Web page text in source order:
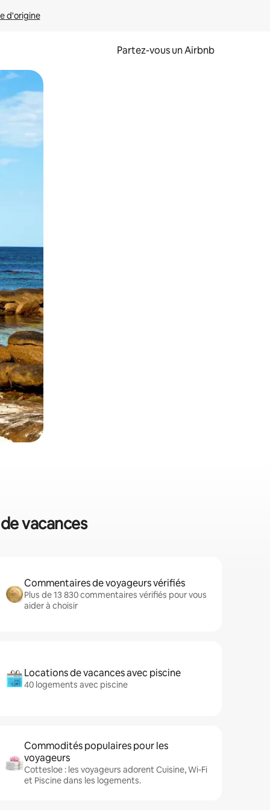
d'origine
Partez-vous un Airbnb
en les faisant glisser.
vacances
Commentaires de voyageurs vérifiés
Plus de 13 830 commentaires vérifiés pour vous
aider à choisir
Locations de vacances avec piscine
40 logements avec piscine
Commodités populaires pour les
voyageurs
Cottesloe : les voyageurs adorent Cuisine, Wi-Fi
et Piscine dans les logements.